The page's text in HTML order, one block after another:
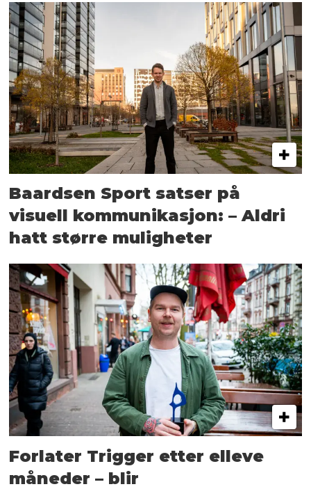
Baardsen Sport satser på
visuell kommunikasjon: – Aldri
hatt større muligheter
Forlater Trigger etter elleve
måneder – blir